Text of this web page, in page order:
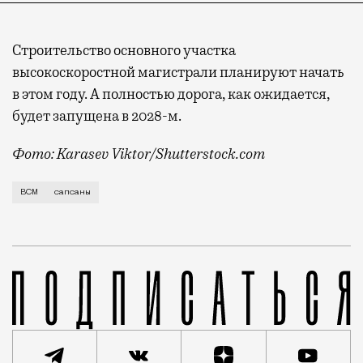
Строительство основного участка
высокоскоростной магистрали планируют начать
в этом году. А полностью дорога, как ожидается,
будет запущена в 2028-м.
Фото: Karasev Viktor/Shutterstock.com
Проект высокоскоростной ж/д магистрали, по
ВСМ сапсаны